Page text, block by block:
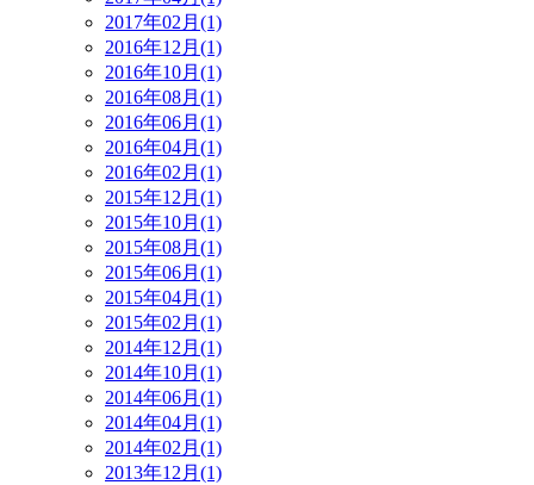
2017年02月(1)
2016年12月(1)
2016年10月(1)
2016年08月(1)
2016年06月(1)
2016年04月(1)
2016年02月(1)
2015年12月(1)
2015年10月(1)
2015年08月(1)
2015年06月(1)
2015年04月(1)
2015年02月(1)
2014年12月(1)
2014年10月(1)
2014年06月(1)
2014年04月(1)
2014年02月(1)
2013年12月(1)